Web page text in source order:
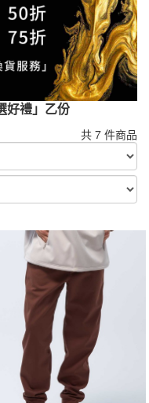
好禮」乙份
共 7 件商品